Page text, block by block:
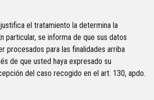
el tratamiento la determina la
particular, se informa de que sus datos
procesados para las finalidades arriba
de que usted haya expresado su
del caso recogido en el art. 130, apdo.